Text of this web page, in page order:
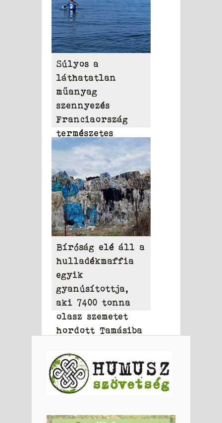
Súlyos a
láthatatlan
műanyag
szennyezés
Franciaország
természetes
vizeiben
Bíróság elé áll a
hulladékmaffia
egyik
gyanúsítottja,
aki 7400 tonna
olasz szemetet
hordott Tamásiba